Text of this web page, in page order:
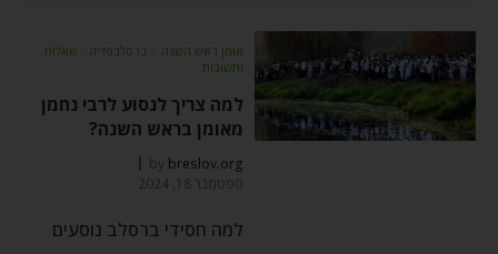
אומן ראש השנה ⬦ ברסלבפדיה - שאלות
ותשובות
למה צריך לנסוע לרבי נחמן
מאומן בראש השנה?
by breslov.org
ספטמבר 18, 2024
למה חסידי ברסלב נוסעים